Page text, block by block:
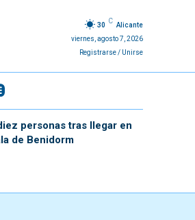
30
C
Alicante
viernes, agosto 7, 2026
Registrarse / Unirse
personas tras llegar en
de Benidorm